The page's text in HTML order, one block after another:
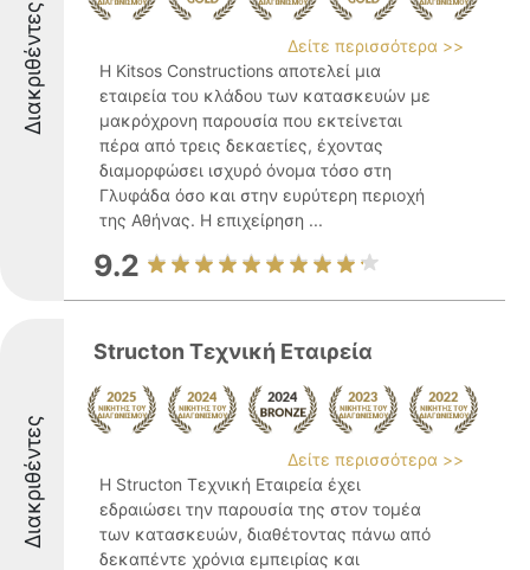
Διακριθέντες
Δείτε περισσότερα >>
Η Kitsos Constructions αποτελεί μια
εταιρεία του κλάδου των κατασκευών με
μακρόχρονη παρουσία που εκτείνεται
πέρα από τρεις δεκαετίες, έχοντας
διαμορφώσει ισχυρό όνομα τόσο στη
Γλυφάδα όσο και στην ευρύτερη περιοχή
της Αθήνας. Η επιχείρηση ...
9.2
Διακριθέντες
Structon Τεχνική Εταιρεία
Δείτε περισσότερα >>
Η Structon Τεχνική Εταιρεία έχει
εδραιώσει την παρουσία της στον τομέα
των κατασκευών, διαθέτοντας πάνω από
δεκαπέντε χρόνια εμπειρίας και